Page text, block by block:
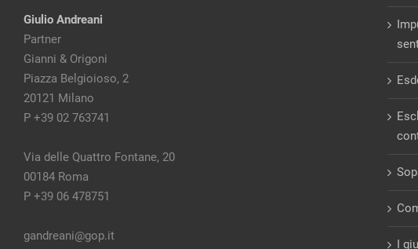
Partner
Gianni & Origoni
Piazza Belgioioso, 2
20121 Milano
P +39 02 763741
00184 Roma
P +39 06 478751
I